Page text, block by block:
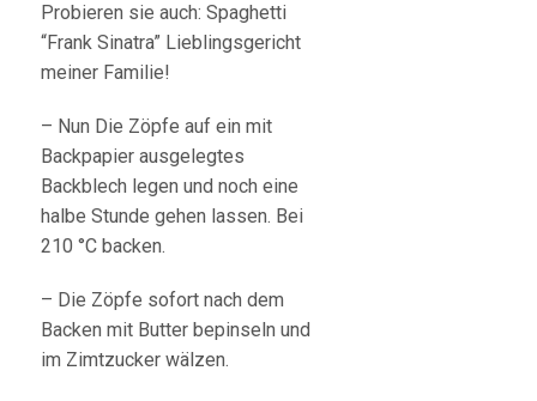
Probieren sie auch: Spaghetti
“Frank Sinatra” Lieblingsgericht
meiner Familie!
– Nun Die Zöpfe auf ein mit
Backpapier ausgelegtes
Backblech legen und noch eine
halbe Stunde gehen lassen. Bei
210 °C backen.
– Die Zöpfe sofort nach dem
Backen mit Butter bepinseln und
im Zimtzucker wälzen.